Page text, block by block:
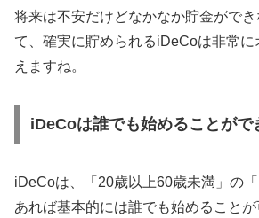
将来は不安だけどなかなか貯金がで
て、確実に貯められるiDeCoは非常
えますね。
iDeCoは誰でも始めることがで
iDeCoは、「20歳以上60歳未満」の
あれば基本的には誰でも始めることが